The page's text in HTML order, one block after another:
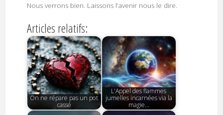
Nous verrons bien. Laissons l’avenir nous le dire.
Articles relatifs:
On ne répare pas un pot
cassé
L'Appel des flammes
jumelles incarnées via la
magie…